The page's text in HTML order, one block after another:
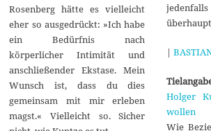
Rosenberg hätte es vielleicht
eher so ausgedrückt: »Ich habe
ein Bedürfnis nach
körperlicher Intimität und
anschließender Ekstase. Mein
Wunsch ist, dass du dies
gemeinsam mit mir erleben
magst.« Vielleicht so. Sicher
|
Holger
wollen
Wie